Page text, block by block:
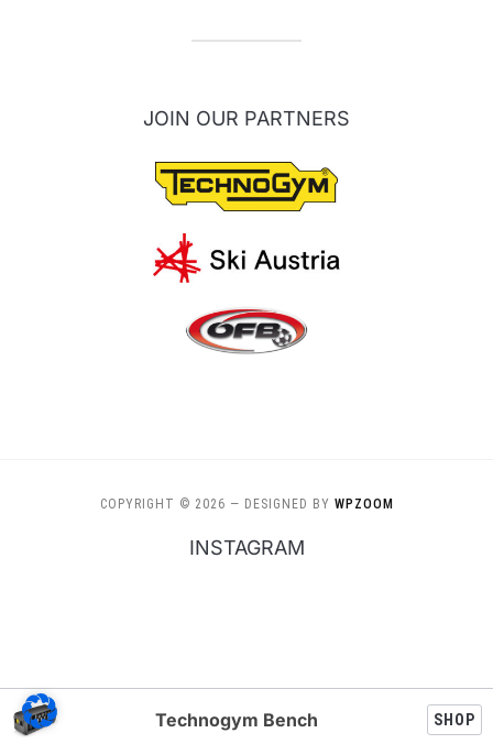
JOIN OUR PARTNERS
COPYRIGHT © 2026 — DESIGNED BY WPZOOM
INSTAGRAM
Technogym Bench SHOP